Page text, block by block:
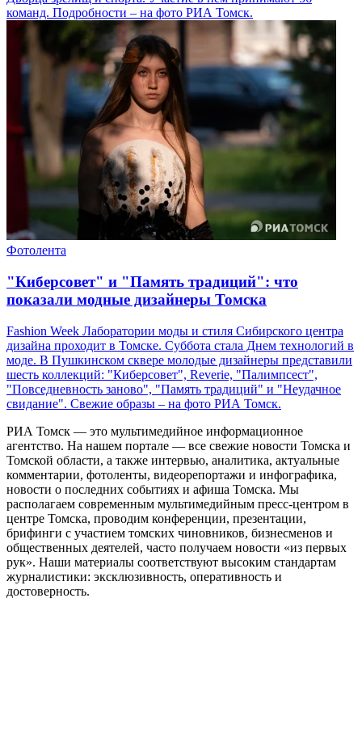
команд. Подробности – на фото РИА Томск.
Фотолента
"Киберсовет" и "Память традиций": что
показали модные дизайнеры Томска
Fashion Week Лаборатории моды и стиля Сибирского центра
дизайна проходит в Томске. Суббота стала Днем технологий в
моде. В Пушкинском сквере молодые дизайнеры представили
шесть коллекций: "Киберсовет", Reverie, "Палимпсест",
"Повседневность заново", "Память традиций" и "Неудачное
свидание". Свежие образы – на фото РИА Томск.
РИА Томск — это мультимедийное информационное
агентство. На нашем портале — все свежие новости Томска и
Томской области, а также интервью, аналитика, актуальные
комментарии, фотоленты, видеорепортажи и инфографика,
новости о последних событиях и афиша Томска. Мы
располагаем современным мультимедийным пресс-центром в
центре Томска, проводим конференции, презентации,
брифинги с участием томских чиновников, бизнесменов и
общественных деятелей, часто получаем новости «из первых
рук». Наши материалы соответствуют высоким стандартам
журналистики: эксклюзивность, оперативность и
достоверность.